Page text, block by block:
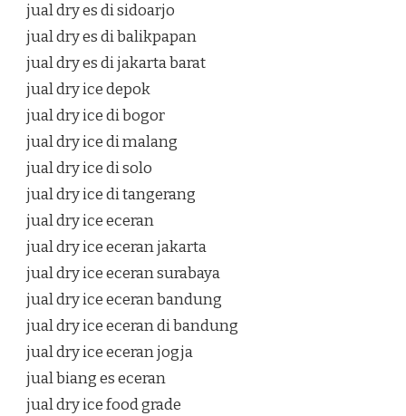
jual dry es di sidoarjo
jual dry es di balikpapan
jual dry es di jakarta barat
jual dry ice depok
jual dry ice di bogor
jual dry ice di malang
jual dry ice di solo
jual dry ice di tangerang
jual dry ice eceran
jual dry ice eceran jakarta
jual dry ice eceran surabaya
jual dry ice eceran bandung
jual dry ice eceran di bandung
jual dry ice eceran jogja
jual biang es eceran
jual dry ice food grade